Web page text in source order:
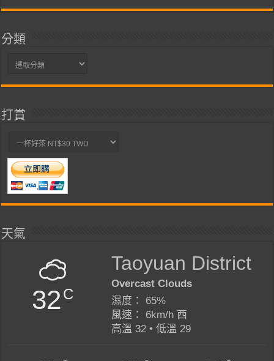
分類
分
打賞
天氣
32C
Taoyuan District
Overcast Clouds
濕度： 65%
風速： 6km/h 西
高溫 32 • 低溫 29